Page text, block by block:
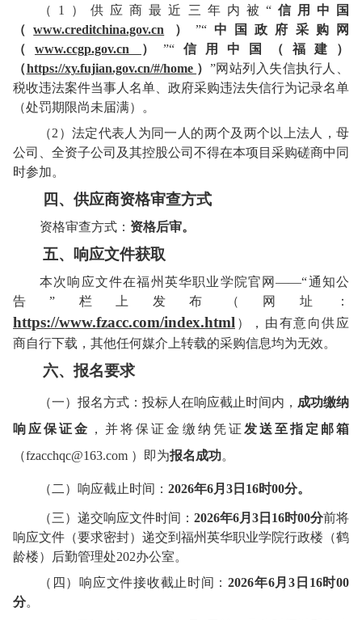
（ 1）供应商最近三年内被“信用中国
（www.creditchina.gov.cn ） ”“中国政府采购网
（ www.ccgp.gov.cn ） ”“ 信用中国 （ 福建
）
（https://xy.fujian.gov.cn/#/home ） ”网站列入失信执行人、
税收违法案件当事人名单、政府采购违法失信行为记录名单
（处罚期限尚未届满）。
（2）法定代表人为同一人的两个及两个 以上法人，母
公司、全资子公司及其控股公司不得在本项目采购磋商中同
时参加。
四、 供应商资格审查方式
资格审查方式： 资格后审。
五、响应文件获取
本次响应文件在福州英华职业学院官网——“通知公
告”栏上发布（网址：
https://www.fzacc.com/index.html ），由有意向供应
商自行下载，其他任何媒介上转载的采购信息均为无效。
六、报名要求
（一） 报名方式：投标人在响应截止时间内， 成功缴纳
响应保证金 ，并将保证金缴纳凭证 发送至指定邮箱
（fzacchqc@163.com ）即为报名成功。
（二）响应截止时间： 2026年6月 3 日 16时00分。
（三） 递交响应文件时间： 2026年6月 3 日 16时00分前将
响应文件 （要求密封）递交到 福州英华职业学院行政楼（鹤
龄楼）后勤管理处202办公室。
（ 四 ）响应文件接收截止时间：2026年6月3 日 16时00
分。